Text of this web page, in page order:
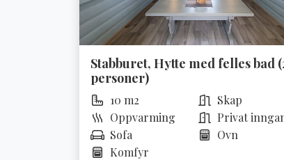
Stabburet, Hytte med felles bad
personer)
10 m2
Skap
Oppvarming
Privat
Sofa
Ovn
Komfyr